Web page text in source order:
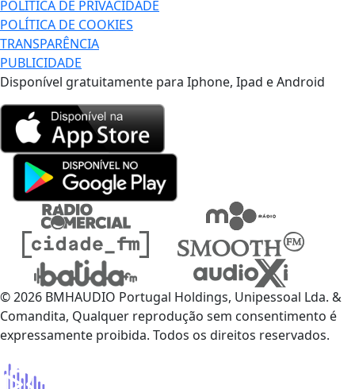
POLÍTICA DE PRIVACIDADE
POLÍTICA DE COOKIES
TRANSPARÊNCIA
PUBLICIDADE
Disponível gratuitamente para Iphone, Ipad e Android
© 2026 BMHAUDIO Portugal Holdings, Unipessoal Lda. &
Comandita, Qualquer reprodução sem consentimento é
expressamente proibida. Todos os direitos reservados.